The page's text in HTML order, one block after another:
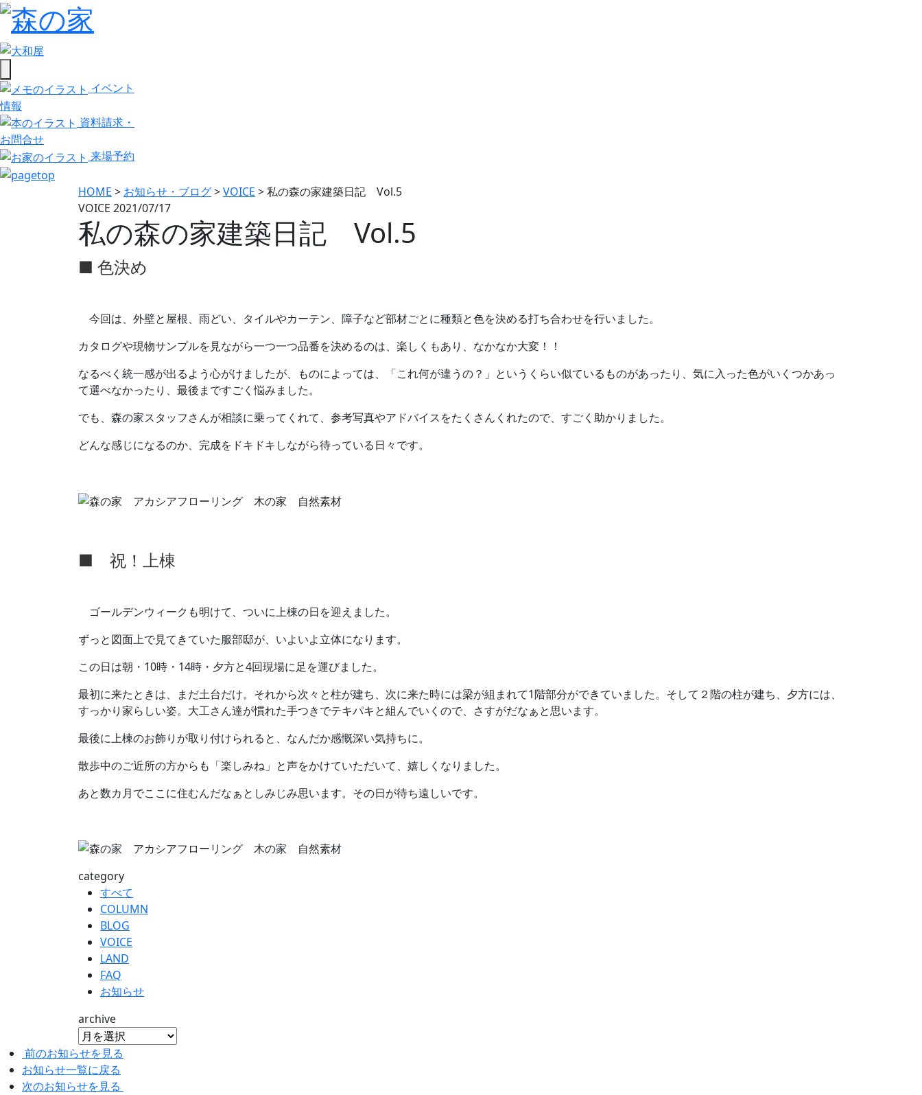
イベント
情報
資料請求・
お問合せ
来場予約
HOME > お知らせ・ブログ>VOICE >私の森の家建築日記 Vol.5
VOICE 2021/07/17
私の森の家建築日記 Vol.5
■ 色決め
今回は、外壁と屋根、雨どい、タイルやカーテン、障子など部材ごとに種類と色を決める打ち合わせを行いました。
カタログや現物サンプルを見ながら一つ一つ品番を決めるのは、楽しくもあり、なかなか大変！！
なるべく統一感が出るよう心がけましたが、ものによっては、「これ何が違うの？」というくらい似ているものがあったり、気に入った色がいくつかあっ
て選べなかったり、最後まですごく悩みました。
でも、森の家スタッフさんが相談に乗ってくれて、参考写真やアドバイスをたくさんくれたので、すごく助かりました。
どんな感じになるのか、完成をドキドキしながら待っている日々です。
■ 祝！上棟
ゴールデンウィークも明けて、ついに上棟の日を迎えました。
ずっと図面上で見てきていた服部邸が、いよいよ立体になります。
この日は朝・10時・14時・夕方と4回現場に足を運びました。
最初に来たときは、まだ土台だけ。それから次々と柱が建ち、次に来た時には梁が組まれて1階部分ができていました。そして２階の柱が建ち、夕方には、
すっかり家らしい姿。大工さん達が慣れた手つきでテキパキと組んでいくので、さすがだなぁと思います。
最後に上棟のお飾りが取り付けられると、なんだか感慨深い気持ちに。
散歩中のご近所の方からも「楽しみね」と声をかけていただいて、嬉しくなりました。
あと数カ月でここに住むんだなぁとしみじみ思います。その日が待ち遠しいです。
category
すべて
COLUMN
BLOG
VOICE
LAND
FAQ
お知らせ
archive
前のお知らせを見る
お知らせ一覧に戻る
次のお知らせを見る